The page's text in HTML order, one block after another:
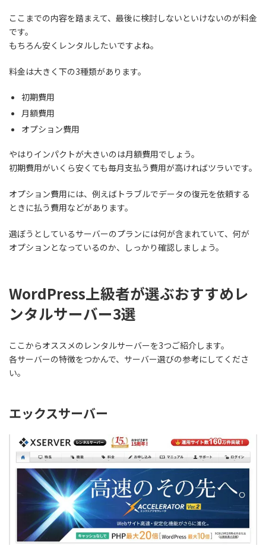
ここまでの内容を踏まえて、最後に検討しないといけないのが料金
です。
もちろん安くレンタルしたいですよね。
料金は大きく下の3種類があります。
初期費用
月額費用
オプション費用
やはり インパクトが大きいのは月額費用でしょう。
初期費用がいくら安くても毎月支払う費用が高ければツラいです。
オプション費用には、例えばトラブルでデータの復元を依頼する
ときに払う費用などがあります。
選ぼうとしているサーバーのプランには何が含まれていて、何が
オプションとなっているのか、しっかり確認しましょう。
WordPress上級者が選ぶおすすめレ
ンタルサーバー3選
ここからオススメのレンタルサーバーを3つご紹介します。
各サーバーの特徴をつかんで、サーバー選びの参考にしてくださ
い。
エックスサーバー